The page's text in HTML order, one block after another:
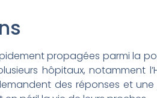
propagées parmi la
hôpitaux, notamment
des réponses et